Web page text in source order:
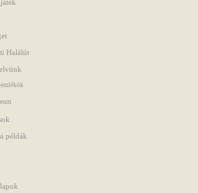
Halálút
példák